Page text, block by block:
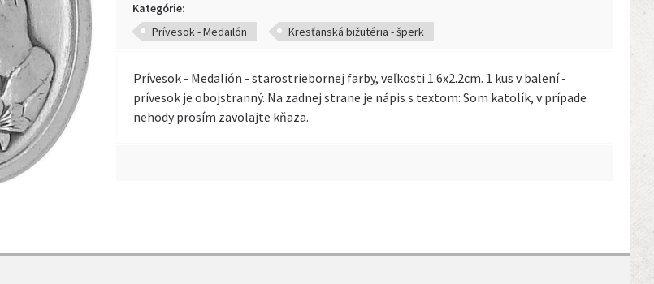
Kategórie:
Prívesok - Medailón
Kresťanská bižutéria - šperk
Prívesok - Medalión - starostriebornej farby, veľkosti 1.6x2.2cm. 1 kus v balení -
prívesok je obojstranný. Na zadnej strane je nápis s textom: Som katolík, v prípade
nehody prosím zavolajte kňaza.